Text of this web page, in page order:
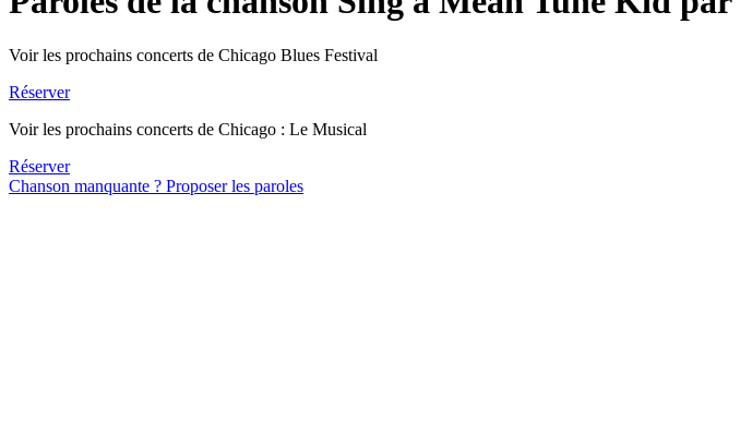
Voir les prochains concerts de Chicago Blues Festival
Réserver
Voir les prochains concerts de Chicago : Le Musical
Réserver
Chanson manquante ? Proposer les paroles